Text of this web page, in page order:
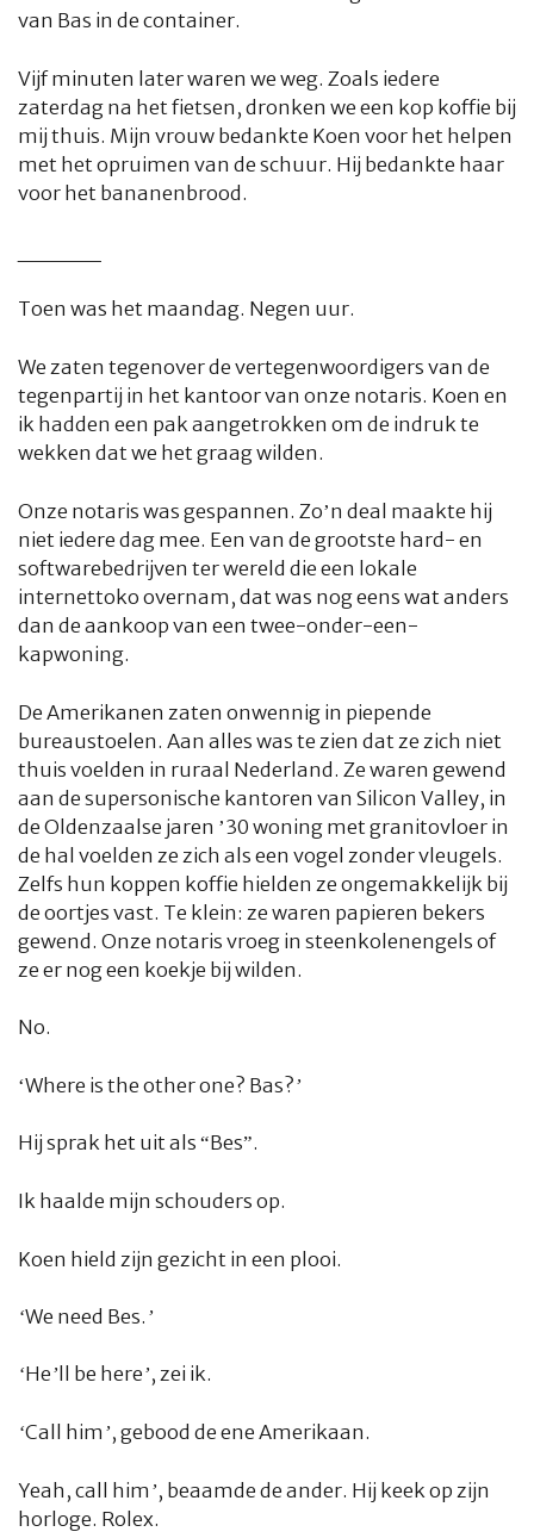
van Bas in de container.
Vijf minuten later waren we weg. Zoals iedere
zaterdag na het fietsen, dronken we een kop koffie bij
mij thuis. Mijn vrouw bedankte Koen voor het helpen
met het opruimen van de schuur. Hij bedankte haar
voor het bananenbrood.
Toen was het maandag. Negen uur.
We zaten tegenover de vertegenwoordigers van de
tegenpartij in het kantoor van onze notaris. Koen en
ik hadden een pak aangetrokken om de indruk te
wekken dat we het graag wilden.
Onze notaris was gespannen. Zo’n deal maakte hij
niet iedere dag mee. Een van de grootste hard- en
softwarebedrijven ter wereld die een lokale
internettoko overnam, dat was nog eens wat anders
dan de aankoop van een twee-onder-een-
kapwoning.
De Amerikanen zaten onwennig in piepende
bureaustoelen. Aan alles was te zien dat ze zich niet
thuis voelden in ruraal Nederland. Ze waren gewend
aan de supersonische kantoren van Silicon Valley, in
de Oldenzaalse jaren ’30 woning met granitovloer in
de hal voelden ze zich als een vogel zonder vleugels.
Zelfs hun koppen koffie hielden ze ongemakkelijk bij
de oortjes vast. Te klein: ze waren papieren bekers
gewend. Onze notaris vroeg in steenkolenengels of
ze er nog een koekje bij wilden.
No.
‘Where is the other one? Bas?’
Hij sprak het uit als “Bes”.
Ik haalde mijn schouders op.
Koen hield zijn gezicht in een plooi.
‘We need Bes.’
‘He’ll be here’,zei ik.
‘Call him’, gebood de ene Amerikaan.
Yeah, call him’, beaamde de ander. Hij keek op zijn
horloge. Rolex.